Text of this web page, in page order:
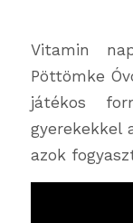
Vitamin
Pöttömke
játékos
gyerekekkel
azok